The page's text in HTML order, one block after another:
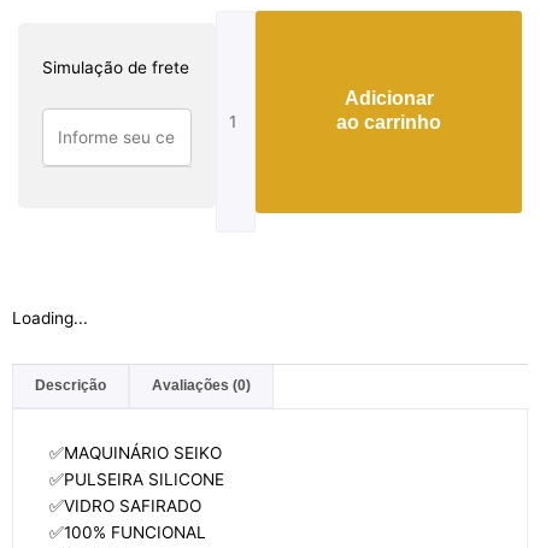
Simulação de frete
Adicionar
ao carrinho
Loading...
Descrição Avaliações (0)
✅MAQUINÁRIO SEIKO
✅PULSEIRA SILICONE
✅VIDRO SAFIRADO
✅100% FUNCIONAL